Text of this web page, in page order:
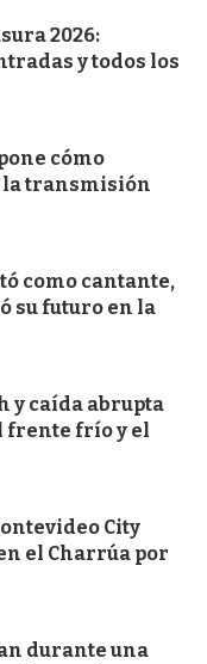
2026:
y todos los
cómo
la transmisión
como cantante,
su futuro en la
y caída abrupta
frente frío y el
City
el Charrúa por
durante una